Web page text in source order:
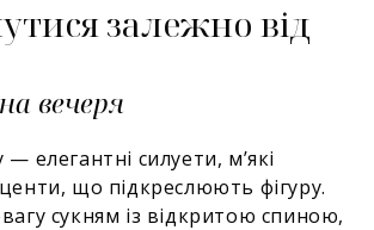
залежно від
вечеря
елегантні силуети, м’які
що підкреслюють фігуру.
сукням із відкритою спиною,